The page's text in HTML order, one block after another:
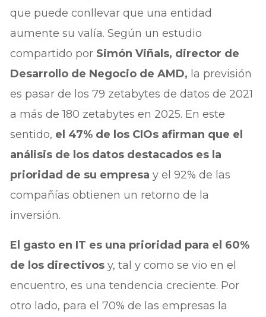
que puede conllevar que una entidad
aumente su valía. Según un estudio
compartido por Simón Viñals, director de
Desarrollo de Negocio de AMD, la previsión
es pasar de los 79 zetabytes de datos de 2021
a más de 180 zetabytes en 2025. En este
sentido, el 47% de los CIOs afirman que el
análisis de los datos destacados es la
prioridad de su empresa y el 92% de las
compañías obtienen un retorno de la
inversión.
El gasto en IT es una prioridad para el 60%
de los directivos y, tal y como se vio en el
encuentro, es una tendencia creciente. Por
otro lado, para el 70% de las empresas la